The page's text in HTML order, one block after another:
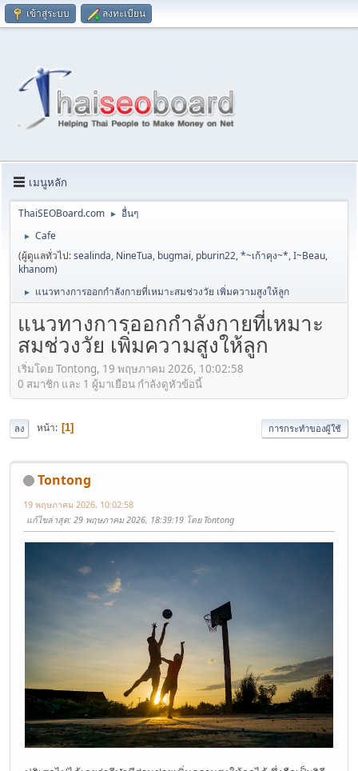
เข้าสู่ระบบ ลงทะเบียน
เมนูหลัก
ThaiSEOBoard.com ► อื่นๆ
►
Cafe
(ผู้ดูแลทั่วไป:sealinda, NineTua, bugmai, pburin22,*~เก้าคุง~*,I~Beau,
khanom)
► แนวทางการออกกำลังกายที่เหมาะสมช่วงวัย เพิ่มความสูงให้ลูก
แนวทางการออกกำลังกายที่เหมาะ
สมช่วงวัย เพิ่มความสูงให้ลูก
เริ่มโดย Tontong, 19 พฤษภาคม 2026, 10:02:58
0 สมาชิก และ 1 ผู้มาเยือน กำลังดูหัวข้อนี้
ลง หน้า 1 การกระทำของผู้ใช้
Tontong
19 พฤษภาคม 2026, 10:02:58
แก้ไขล่าสุด: 29 พฤษภาคม 2026, 18:39:19 โดย Tontong